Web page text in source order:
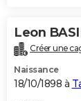
Leon
Créer une
Naissance
18/10/1898 à